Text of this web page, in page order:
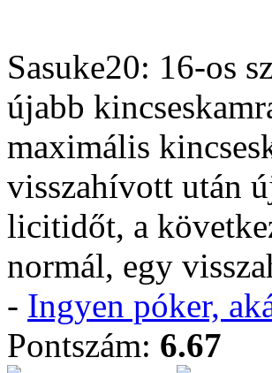
Sasuke20: 16-os
újabb
maximális
visszahívott után
licitidőt, a
normál, egy
- Ingyen póker,
Pontszám: 6.67